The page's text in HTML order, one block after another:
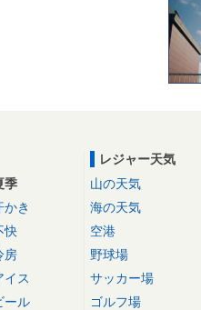
季
かき
快
房
イス
ール
レジャー天気
山の天気
海の天気
空港
野球場
サッカー場
ゴルフ場